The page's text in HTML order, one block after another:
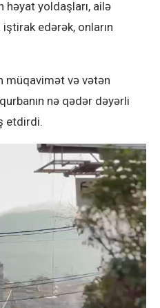
həyat yoldaşları, ailə
edərək, onların
müqavimət və vətən
nə qədər dəyərli
etdirdi.